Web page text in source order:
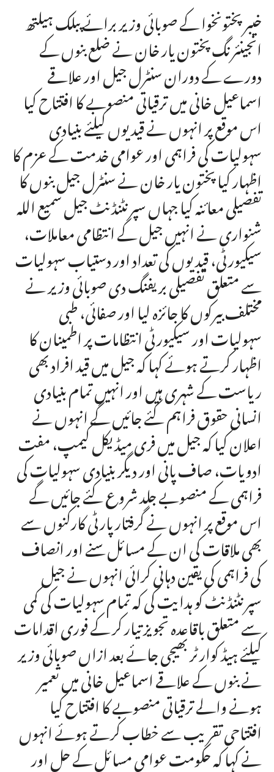
خیبر پختونخوا کے صوبائی وزیر برائے پبلک ہیلتھ
انجینئرنگ پختون یار خان نے ضلع بنوں کے
دورے کے دوران سنٹرل جیل اور علاقے
اسماعیل خانی میں ترقیاتی منصوبے کا افتتاح کیا
اس موقع پر انہوں نے قیدیوں کیلئے بنیادی
سہولیات کی فراہمی اور عوامی خدمت کے عزم کا
اظہار کیا پختون یار خان نے سنٹرل جیل بنوں کا
تفصیلی معائنہ کیا جہاں سپرنٹنڈنٹ جیل سمیع اللہ
شنواری نے انہیں جیل کے انتظامی معاملات،
سیکیورٹی، قیدیوں کی تعداد اور دستیاب سہولیات
سے متعلق تفصیلی بریفنگ دی صوبائی وزیر نے
مختلف بیرکوں کا جائزہ لیا اور صفائی، طبی
سہولیات اور سیکیورٹی انتظامات پر اطمینان کا
اظہار کرتے ہوئے کہا کہ جیل میں قید افراد بھی
ریاست کے شہری ہیں اور انہیں تمام بنیادی
انسانی حقوق فراہم کئے جائیں گے انہوں نے
اعلان کیا کہ جیل میں فری میڈیکل کیمپ، مفت
ادویات، صاف پانی اور دیگر بنیادی سہولیات کی
فراہمی کے منصوبے جلد شروع کئے جائیں گے
اس موقع پر انہوں نے گرفتار پارٹی کارکنوں سے
بھی ملاقات کی ان کے مسائل سنے اور انصاف
کی فراہمی کی یقین دہانی کرائی انہوں نے جیل
سپرنٹنڈنٹ کو ہدایت کی کہ تمام سہولیات کی کمی
سے متعلق باقاعدہ تجویز تیار کر کے فوری اقدامات
کیلئے ہیڈ کوارٹر بھیجی جائے بعد ازاں صوبائی وزیر
نے بنوں کے علاقے اسماعیل خانی میں تعمیر
ہونے والے ترقیاتی منصوبے کا افتتاح کیا
افتتاحی تقریب سے خطاب کرتے ہوئے انہوں
نے کہا کہ حکومت عوامی مسائل کے حل اور